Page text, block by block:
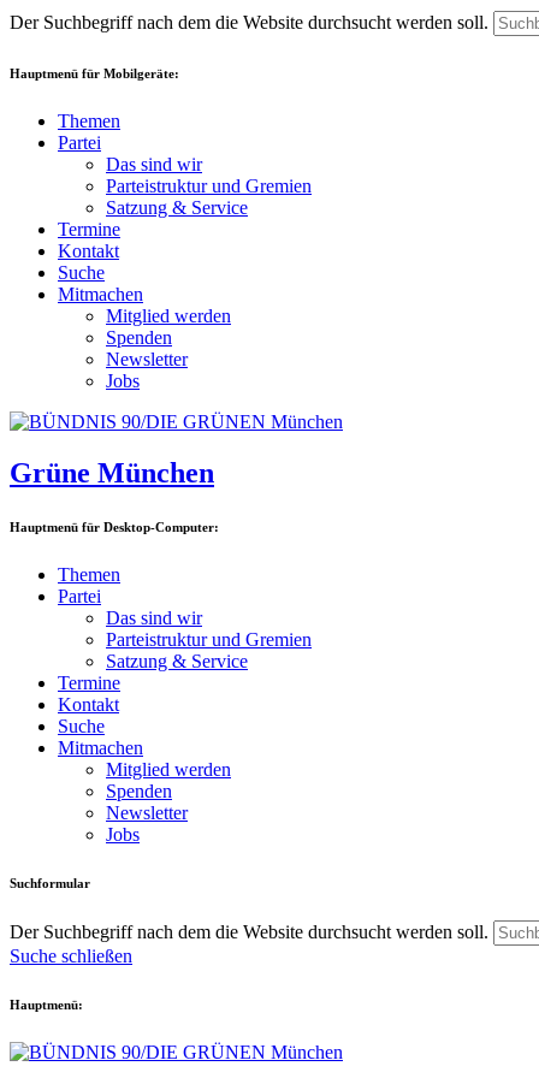
Der Suchbegriff nach dem die Website durchsucht werden soll.
Hauptmenü für Mobilgeräte:
Themen
Partei
Das sind wir
Parteistruktur und Gremien
Satzung & Service
Termine
Kontakt
Suche
Mitmachen
Mitglied werden
Spenden
Newsletter
Jobs
Grüne München
Hauptmenü für Desktop-Computer:
Themen
Partei
Das sind wir
Parteistruktur und Gremien
Satzung & Service
Termine
Kontakt
Suche
Mitmachen
Mitglied werden
Spenden
Newsletter
Jobs
Suchformular
Der Suchbegriff nach dem die Website durchsucht werden soll.
Suche schließen
Hauptmenü: